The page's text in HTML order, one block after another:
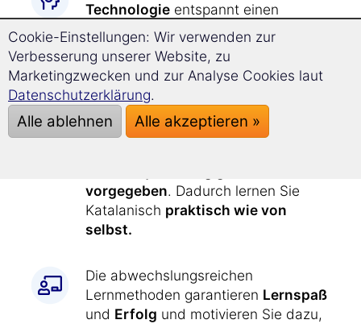
Technologie entspannt einen
deutlich beschleunigten Lernerfolg
und steigern Sie Ihre
Konzentrationsfähigkeit.
Katalanisch lernen war noch nie so
einfach wie jetzt:
vorgegeben. Dadurch lernen Sie
Katalanisch praktisch wie von
selbst.
Die abwechslungsreichen
Lernmethoden garantieren Lernspaß
und Erfolg und motivieren Sie dazu,
Cookie-Einstellungen: Wir verwenden zur
Verbesserung unserer Website, zu
Marketingzwecken und zur Analyse Cookies laut
Datenschutzerklärung.
Alle ablehnen Alle akzeptieren »